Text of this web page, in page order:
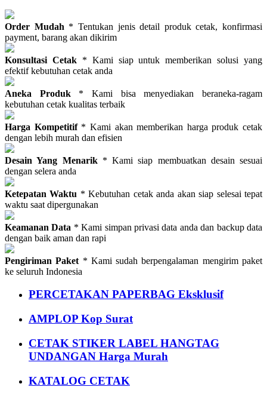
Order Mudah * Tentukan jenis detail produk cetak, konfirmasi
payment, barang akan dikirim
Konsultasi Cetak* Kami siap untuk memberikan solusi yang
efektif kebutuhan cetak anda
Aneka Produk * Kami bisa menyediakan beraneka-ragam
kebutuhan cetak kualitas terbaik
Harga Kompetitif* Kami akan memberikan harga produk cetak
dengan lebih murah dan efisien
Desain Yang Menarik* Kami siap membuatkan desain sesuai
dengan selera anda
Ketepatan Waktu * Kebutuhan cetak anda akan siap selesai tepat
waktu saat dipergunakan
Keamanan Data * Kami simpan privasi data anda dan backup data
dengan baik aman dan rapi
Pengiriman Paket * Kami sudah berpengalaman mengirim paket
ke seluruh Indonesia
PERCETAKAN PAPERBAG Eksklusif
AMPLOP Kop Surat
CETAK STIKER LABEL HANGTAG
UNDANGAN Harga Murah
KATALOG CETAK